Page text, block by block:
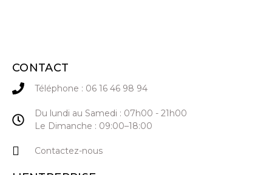
CONTACT
Téléphone : 06 16 46 98 94
Du lundi au Samedi : 07h00 - 21h00
Le Dimanche : 09:00–18:00
Contactez-nous